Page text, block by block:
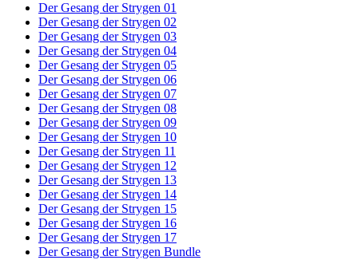
Der Gesang der Strygen 01
Der Gesang der Strygen 02
Der Gesang der Strygen 03
Der Gesang der Strygen 04
Der Gesang der Strygen 05
Der Gesang der Strygen 06
Der Gesang der Strygen 07
Der Gesang der Strygen 08
Der Gesang der Strygen 09
Der Gesang der Strygen 10
Der Gesang der Strygen 11
Der Gesang der Strygen 12
Der Gesang der Strygen 13
Der Gesang der Strygen 14
Der Gesang der Strygen 15
Der Gesang der Strygen 16
Der Gesang der Strygen 17
Der Gesang der Strygen Bundle